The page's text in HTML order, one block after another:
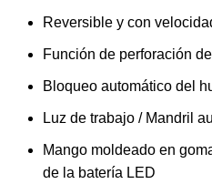
Reversible y con
Función de perforación
Bloqueo automático del
Luz de trabajo / Mandril
Mango moldeado en
de la batería LED